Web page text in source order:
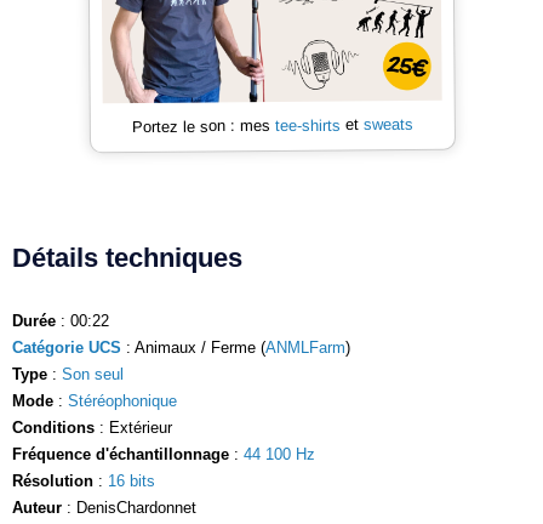
Portez le son : mes tee-shirts et sweats
Détails techniques
Durée : 00:22
Catégorie UCS : Animaux / Ferme (ANMLFarm)
Type : Son seul
Mode : Stéréophonique
Conditions : Extérieur
Fréquence d'échantillonnage : 44 100 Hz
Résolution : 16 bits
Auteur : DenisChardonnet